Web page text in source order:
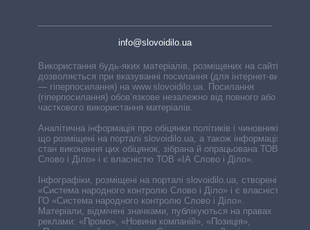
info@slovoidilo.ua
Використання будь-яких матеріалів, розміщених на сайті,
дозволяється при вказуванні посилання (для інтернет-видань
— гіперпосилання) на www.slovoidilo.ua. Посилання
(гіперпосилання) обов’язкове незалежно від повного або
часткового використання матеріалів.
Аналітична інформація про обіцянки політиків і чиновників,
що розміщені на порталі slovoidilo.ua, а також інформація про
стан виконання цих обіцянок, зібрана й опрацьована ТОВ «ІА
Слово і Діло» і є власністю ТОВ «ІА Слово і Діло».
Інфографіки, розміщені на порталі slovoidilo.ua, створені ГО
«Система народного контролю Слово і Діло» і є власністю
ГО «Система народного контролю Слово і Діло».
Матеріали, відмічені значками, публікуються на правах
реклами: «Промо», «Новини компаній», «Позиція»,